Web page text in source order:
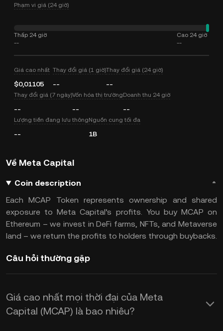
Phạm vi giá (24 giờ)
Thấp 24 giờ
--
Cao 24 giờ
--
Giá cao nhất
$0,01105
Thay đổi giá (1 giờ)
--
Thay đổi giá (24 giờ)
--
Thay đổi giá (7 ngày)
--
Vốn hóa thị trường
--
Doanh thu 24 giờ
--
Lượng tiền đang lưu thông
--
Nguồn cung tối đa
1B
Về Meta Capital
Coin description
Each MCAP Token represents ownership and shared
exposure to Meta Capital’s profits. You buy MCAP on
Ethereum – we invest in DeFi farms, NFTs, and Metaverse
land – we return the profits to holders through buybacks.
Câu hỏi thường gặp
Giá cao nhất mọi thời đại của Meta
Capital (MCAP) là bao nhiêu?